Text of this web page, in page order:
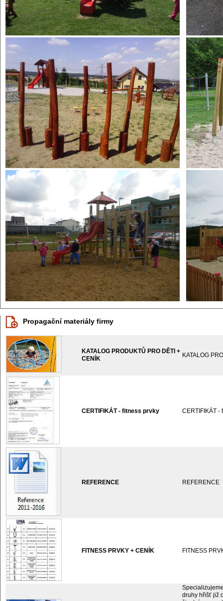
Propagační materiály firmy
KATALOG PRODUKTŮ PRO DĚTI +
CENÍK
KATALOG
CERTIFIKÁT - fitness prvky CERTIFIKÁT -
REFERENCE REFERENCE
FITNESS PRVKY + CENÍK FITNESS
druhy hřišť již